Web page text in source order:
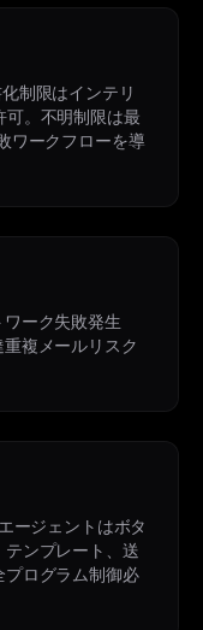
制限はインテリ
可。不明制限は最
ワークフローを導
ーク失敗発生
複メールリスク
ージェントはボタ
テンプレート、送
ログラム制御必